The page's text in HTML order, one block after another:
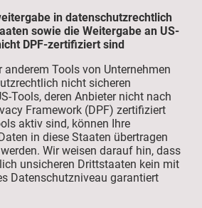
in datenschutzrechtlich
sowie die Weitergabe an US-
DPF-zertifiziert sind
anderem Tools von Unternehmen
nicht sicheren
Tools, deren Anbieter nicht nach
Framework (DPF) zertifiziert
aktiv sind, können Ihre
in diese Staaten übertragen
Wir weisen darauf hin, dass
unsicheren Drittstaaten kein mit
Datenschutzniveau garantiert